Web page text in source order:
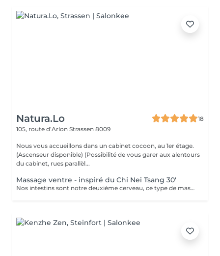
Natura.Lo
18
105, route d’Arlon Strassen 8009
Nous vous accueillons dans un cabinet cocoon, au 1er étage.
(Ascenseur disponible) (Possibilité de vous garer aux alentours
du cabinet, rues parallèl...
Massage ventre - inspiré du Chi Nei Tsang 30'
Nos intestins sont notre deuxième cerveau, ce type de massage réorganise et redynamise vos organes. Moment de reconnexion avec soi. (Ne convient pas aux femmes enceintes, ni aux personnes ayant reçu une opération récente au niveau digestif) Chèque cadeau disponible (Montant de votre choix, celui-ci est à indiquer lors de votre demande)